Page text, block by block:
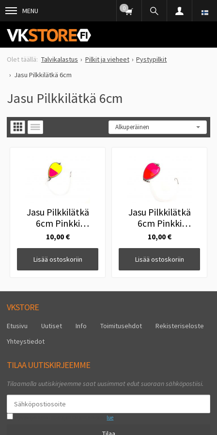
MENU 0
Talvikalastus Pilkit ja vieheet
Pystypilkit
Jasu Pilkkilätkä 6cm
Jasu Pilkkilätkä 6cm
Jasu Pilkkilätkä
6cm Pinkki
Keltainen
10,00 €
Lisää ostoskoriin
Jasu Pilkkilätkä
6cm Pinkki
Punainen
10,00 €
Lisää ostoskoriin
VKSTORE
Etusivu Uutiset Info Toimitusehdot
Rekisteriseloste
Yhteystiedot
TILAA UUTISKIRJEEMME
Tilaamalla uutiskirjeemme saat uusimmat edut suoraan sähköpostiisi.
lue